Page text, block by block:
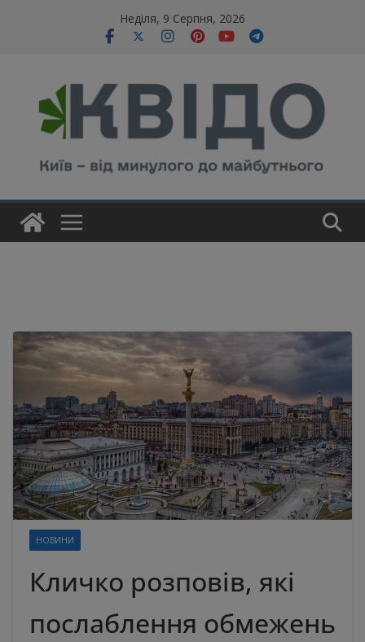
Неділя, 9 Серпня, 2026
НОВИНИ
Кличко розповів, які
послаблення обмежень
modal-check